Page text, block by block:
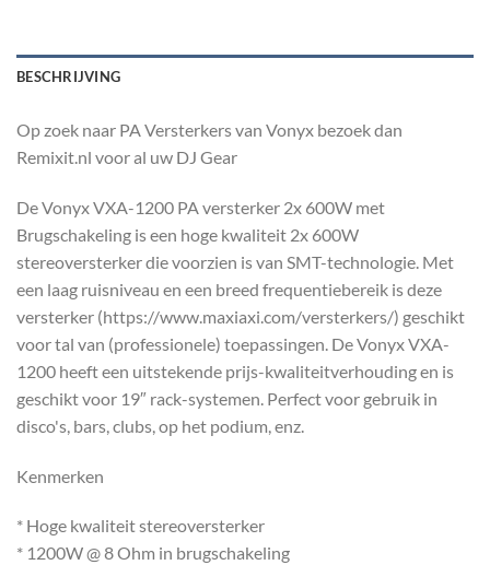
BESCHRIJVING
Op zoek naar PA Versterkers van Vonyx bezoek dan
Remixit.nl voor al uw DJ Gear
De Vonyx VXA-1200 PA versterker 2x 600W met
Brugschakeling is een hoge kwaliteit 2x 600W
stereoversterker die voorzien is van SMT-technologie. Met
een laag ruisniveau en een breed frequentiebereik is deze
versterker (https://www.maxiaxi.com/versterkers/) geschikt
voor tal van (professionele) toepassingen. De Vonyx VXA-
1200 heeft een uitstekende prijs-kwaliteitverhouding en is
geschikt voor 19″ rack-systemen. Perfect voor gebruik in
disco's, bars, clubs, op het podium, enz.
Kenmerken
* Hoge kwaliteit stereoversterker
* 1200W @ 8 Ohm in brugschakeling